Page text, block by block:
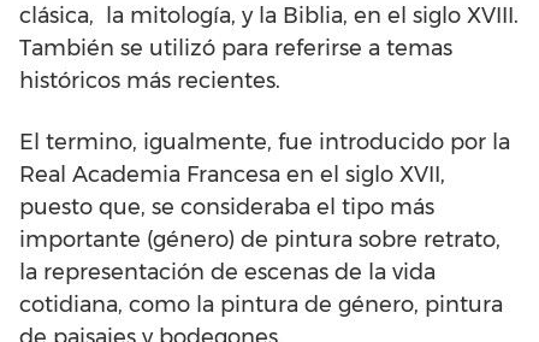
clásica, la mitología, y la Biblia, en el siglo XVIII.
También se utilizó para referirse a temas
históricos más recientes.
El termino, igualmente, fue introducido por la
Real Academia Francesa en el siglo XVII,
puesto que, se consideraba el tipo más
importante (género) de pintura sobre retrato,
la representación de escenas de la vida
cotidiana, como la pintura de género, pintura